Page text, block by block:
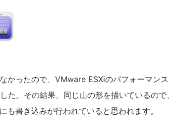
かったので、VMware ESXiのパフォーマンス
。その結果、同じ山の形を描いているので、
書き込みが行われていると思われます。